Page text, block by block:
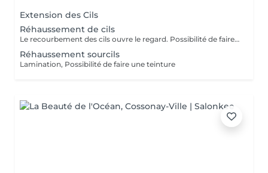
Extension des Cils
Réhaussement de cils
Le recourbement des cils ouvre le regard. Possibilité de faire une teinture.
Réhaussement sourcils
Lamination, Possibilité de faire une teinture